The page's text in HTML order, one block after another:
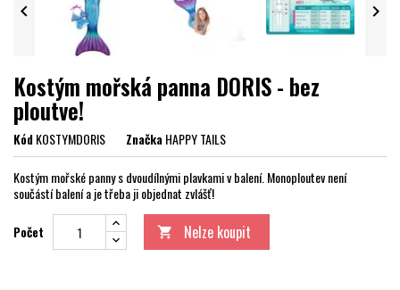
 
Kostým mořská panna DORIS - bez
ploutve!
KódKOSTYMDORIS ZnačkaHAPPY TAILS
Kostým mořské panny s dvoudílnými plavkami v balení. Monoploutev není
součástí balení a je třeba ji objednat zvlášť!
Počet  Nelze koupit